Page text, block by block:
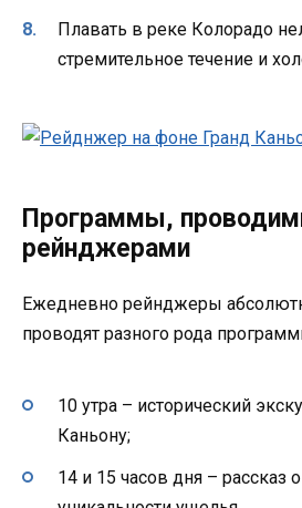
Плавать в реке Колорадо
стремительное течение и
Программы,
рейнджерами
Ежедневно рейнджеры
проводят разного рода
10 утра – исторический
Каньону;
14 и 15 часов дня – рассказ